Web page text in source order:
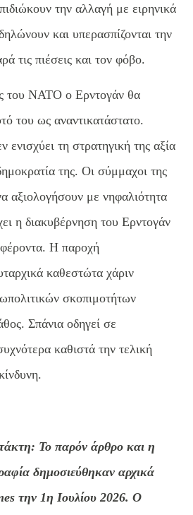
την αλλαγή με ειρηνικά
και υπερασπίζονται την
τις πιέσεις και τον φόβο.
του ΝΑΤΟ ο Ερντογάν θα
του ως αναντικατάστατο.
τη στρατηγική της αξία
της. Οι σύμμαχοι της
αξιολογήσουν με νηφαλιότητα
η διακυβέρνηση του Ερντογάν
Η παροχή
καθεστώτα χάριν
σκοπιμοτήτων
Σπάνια οδηγεί σε
καθιστά την τελική
Το παρόν άρθρο και η
δημοσιεύθηκαν αρχικά
την 1η Ιουλίου 2026. Ο